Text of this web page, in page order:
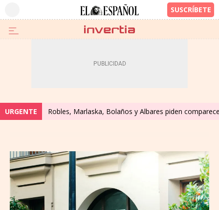
URGENTE Robles, Marlaska, Bolaños y Albares piden